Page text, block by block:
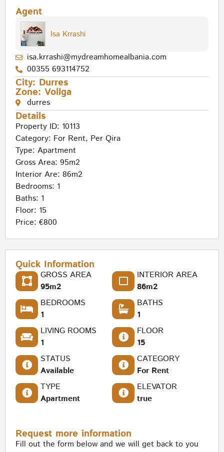
Agent
Isa Krrashi
isa.krrashi@mydreamhomealbania.com
00355 693114752
City: Durres
Zone: Vollga
durres
Details
Property ID: 10113
Category: For Rent, Per Qira
Type: Apartment
Gross Area: 95m2
Interior Are: 86m2
Bedrooms: 1
Baths: 1
Floor: 15
Price: €800
Quick Information
GROSS AREA
95m2
INTERIOR AREA
86m2
BEDROOMS
1
BATHS
1
LIVING ROOMS
1
FLOOR
15
STATUS
Available
CATEGORY
For Rent
TYPE
Apartment
ELEVATOR
true
Request more information
Fill out the form below and we will get back to you